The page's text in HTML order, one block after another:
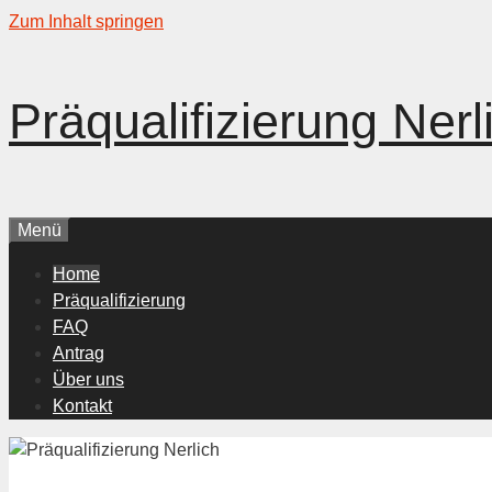
Zum Inhalt springen
Präqualifizierung
Menü
Home
Präqualifizierung
FAQ
Antrag
Über uns
Kontakt